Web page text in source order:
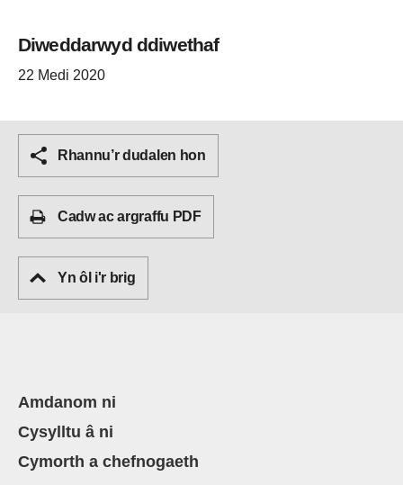
Diweddarwyd ddiwethaf
22 Medi 2020
Rhannu’r dudalen hon
Cadw ac argraffu PDF
Yn ôl i'r brig
Amdanom ni
Cysylltu â ni
Cymorth a chefnogaeth